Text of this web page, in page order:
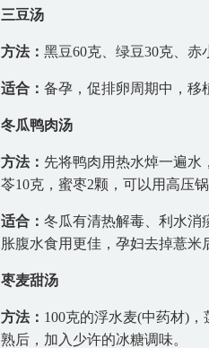
三豆汤
方法： 黑豆60克、绿豆30克、赤
适合： 备孕，促排卵周期中，移
冬瓜鸭肉汤
方法： 先将鸭肉用热水焯一遍水
苓10克，蜜枣2颗，可以用高压
适合： 冬瓜有清热解毒、利水消
胀腹水食用更佳，孕妇去掉薏米
枣麦甜汤
方法： 100克的浮水麦(中药材)
熟后，加入少许的冰糖调味。